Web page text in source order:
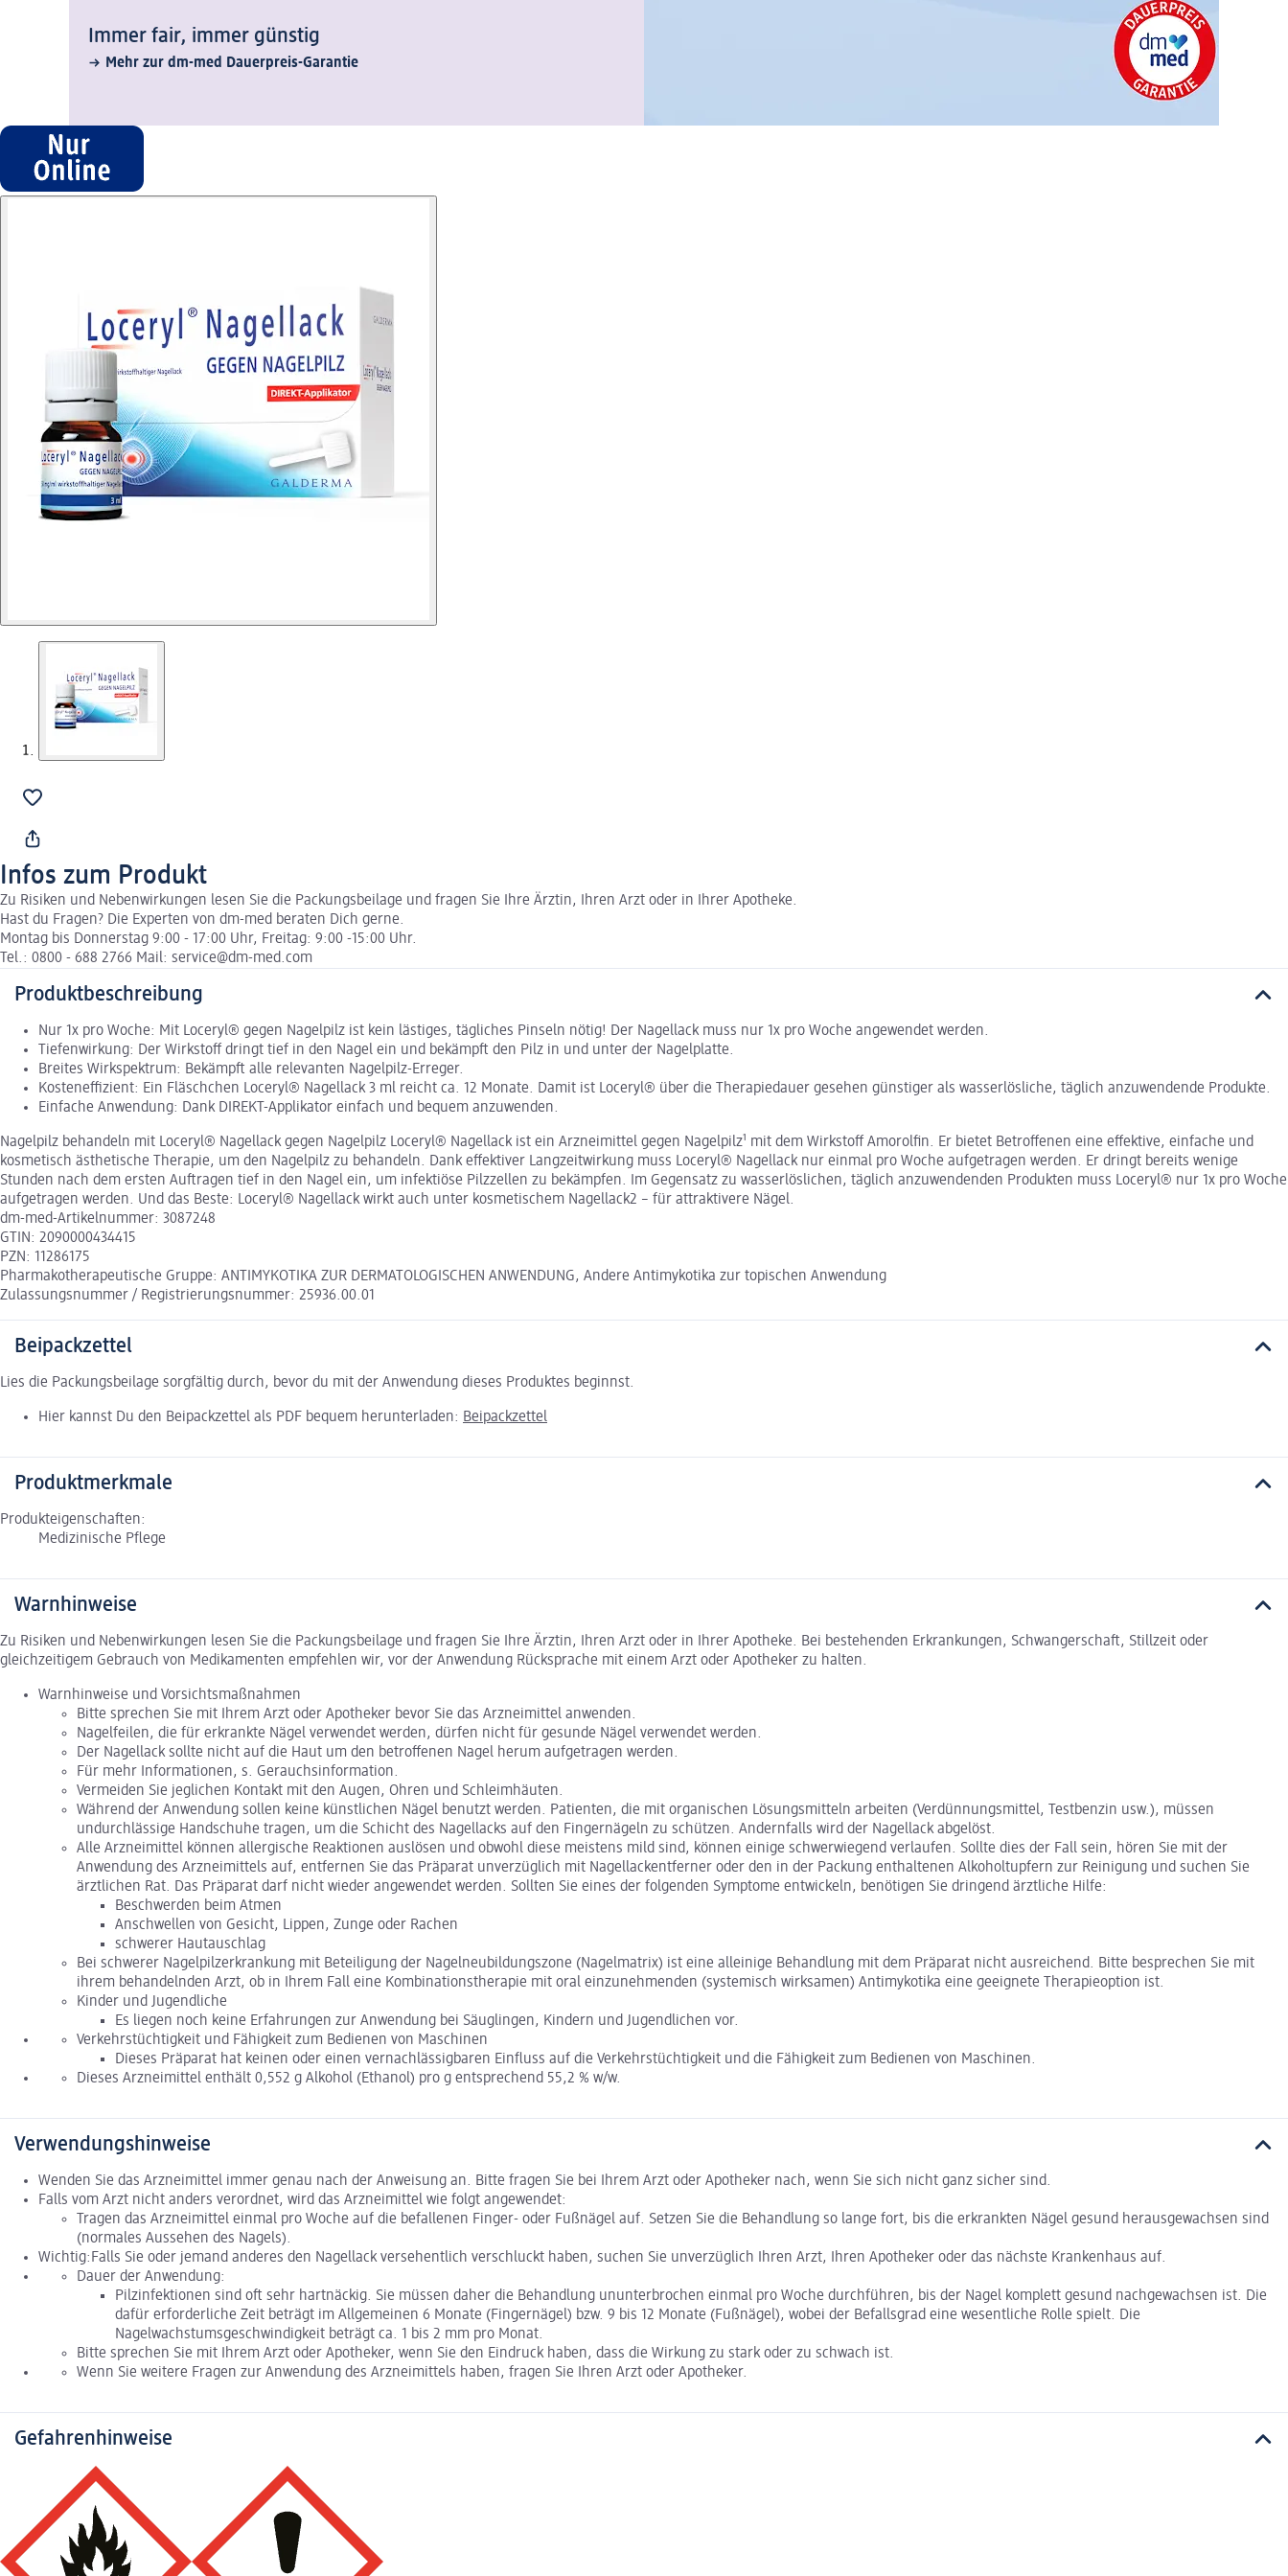
Immer fair,­ immer günstig
Mehr zur dm-med Dauerpreis-Garantie
Infos zum Produkt
Zu Risiken und Nebenwirkungen lesen Sie die Packungsbeilage und fragen Sie Ihre Ärztin, Ihren Arzt oder in Ihrer Apotheke.
Hast du Fragen? Die Experten von dm-med beraten Dich gerne.
Montag bis Donnerstag 9:00 - 17:00 Uhr, Freitag: 9:00 -15:00 Uhr.
Tel.: 0800 - 688 2766 Mail: service@dm-med.com
Produktbeschreibung
Nur 1x pro Woche: Mit Loceryl® gegen Nagelpilz ist kein lästiges, tägliches Pinseln nötig! Der Nagellack muss nur 1x pro Woche angewendet werden.
Tiefenwirkung: Der Wirkstoff dringt tief in den Nagel ein und bekämpft den Pilz in und unter der Nagelplatte.
Breites Wirkspektrum: Bekämpft alle relevanten Nagelpilz-Erreger.
Kosteneffizient: Ein Fläschchen Loceryl® Nagellack 3 ml reicht ca. 12 Monate. Damit ist Loceryl® über die Therapiedauer gesehen günstiger als wasserlösliche, täglich anzuwendende Produkte.
Einfache Anwendung: Dank DIREKT-Applikator einfach und bequem anzuwenden.
Nagelpilz behandeln mit Loceryl® Nagellack gegen Nagelpilz Loceryl® Nagellack ist ein Arzneimittel gegen Nagelpilz¹ mit dem Wirkstoff Amorolfin. Er bietet Betroffenen eine effektive, einfache und
kosmetisch ästhetische Therapie, um den Nagelpilz zu behandeln. Dank effektiver Langzeitwirkung muss Loceryl® Nagellack nur einmal pro Woche aufgetragen werden. Er dringt bereits wenige
Stunden nach dem ersten Auftragen tief in den Nagel ein, um infektiöse Pilzzellen zu bekämpfen. Im Gegensatz zu wasserlöslichen, täglich anzuwendenden Produkten muss Loceryl® nur 1x pro Woche
aufgetragen werden. Und das Beste: Loceryl® Nagellack wirkt auch unter kosmetischem Nagellack2 – für attraktivere Nägel.
dm-med-Artikelnummer: 3087248
GTIN: 2090000434415
PZN: 11286175
Pharmakotherapeutische Gruppe: ANTIMYKOTIKA ZUR DERMATOLOGISCHEN ANWENDUNG, Andere Antimykotika zur topischen Anwendung
Zulassungsnummer / Registrierungsnummer: 25936.00.01
Beipackzettel
Lies die Packungsbeilage sorgfältig durch, bevor du mit der Anwendung dieses Produktes beginnst.
Hier kannst Du den Beipackzettel als PDF bequem herunterladen: Beipackzettel
Produktmerkmale
Produkteigenschaften:
Medizinische Pflege
Warnhinweise
Zu Risiken und Nebenwirkungen lesen Sie die Packungsbeilage und fragen Sie Ihre Ärztin, Ihren Arzt oder in Ihrer Apotheke. Bei bestehenden Erkrankungen, Schwangerschaft, Stillzeit oder
gleichzeitigem Gebrauch von Medikamenten empfehlen wir, vor der Anwendung Rücksprache mit einem Arzt oder Apotheker zu halten.
Warnhinweise und Vorsichtsmaßnahmen
Bitte sprechen Sie mit Ihrem Arzt oder Apotheker bevor Sie das Arzneimittel anwenden.
Nagelfeilen, die für erkrankte Nägel verwendet werden, dürfen nicht für gesunde Nägel verwendet werden.
Der Nagellack sollte nicht auf die Haut um den betroffenen Nagel herum aufgetragen werden.
Für mehr Informationen, s. Gerauchsinformation.
Vermeiden Sie jeglichen Kontakt mit den Augen, Ohren und Schleimhäuten.
Während der Anwendung sollen keine künstlichen Nägel benutzt werden. Patienten, die mit organischen Lösungsmitteln arbeiten (Verdünnungsmittel, Testbenzin usw.), müssen
undurchlässige Handschuhe tragen, um die Schicht des Nagellacks auf den Fingernägeln zu schützen. Andernfalls wird der Nagellack abgelöst.
Alle Arzneimittel können allergische Reaktionen auslösen und obwohl diese meistens mild sind, können einige schwerwiegend verlaufen. Sollte dies der Fall sein, hören Sie mit der
Anwendung des Arzneimittels auf, entfernen Sie das Präparat unverzüglich mit Nagellackentferner oder den in der Packung enthaltenen Alkoholtupfern zur Reinigung und suchen Sie
ärztlichen Rat. Das Präparat darf nicht wieder angewendet werden. Sollten Sie eines der folgenden Symptome entwickeln, benötigen Sie dringend ärztliche Hilfe:
Beschwerden beim Atmen
Anschwellen von Gesicht, Lippen, Zunge oder Rachen
schwerer Hautauschlag
Bei schwerer Nagelpilzerkrankung mit Beteiligung der Nagelneubildungszone (Nagelmatrix) ist eine alleinige Behandlung mit dem Präparat nicht ausreichend. Bitte besprechen Sie mit
ihrem behandelnden Arzt, ob in Ihrem Fall eine Kombinationstherapie mit oral einzunehmenden (systemisch wirksamen) Antimykotika eine geeignete Therapieoption ist.
Kinder und Jugendliche
Es liegen noch keine Erfahrungen zur Anwendung bei Säuglingen, Kindern und Jugendlichen vor.
Verkehrstüchtigkeit und Fähigkeit zum Bedienen von Maschinen
Dieses Präparat hat keinen oder einen vernachlässigbaren Einfluss auf die Verkehrstüchtigkeit und die Fähigkeit zum Bedienen von Maschinen.
Dieses Arzneimittel enthält 0,552 g Alkohol (Ethanol) pro g entsprechend 55,2 % w/w.
Verwendungshinweise
Wenden Sie das Arzneimittel immer genau nach der Anweisung an. Bitte fragen Sie bei Ihrem Arzt oder Apotheker nach, wenn Sie sich nicht ganz sicher sind.
Falls vom Arzt nicht anders verordnet, wird das Arzneimittel wie folgt angewendet:
Tragen das Arzneimittel einmal pro Woche auf die befallenen Finger- oder Fußnägel auf. Setzen Sie die Behandlung so lange fort, bis die erkrankten Nägel gesund herausgewachsen sind
(normales Aussehen des Nagels).
Wichtig:Falls Sie oder jemand anderes den Nagellack versehentlich verschluckt haben, suchen Sie unverzüglich Ihren Arzt, Ihren Apotheker oder das nächste Krankenhaus auf.
Dauer der Anwendung:
Pilzinfektionen sind oft sehr hartnäckig. Sie müssen daher die Behandlung ununterbrochen einmal pro Woche durchführen, bis der Nagel komplett gesund nachgewachsen ist. Die
dafür erforderliche Zeit beträgt im Allgemeinen 6 Monate (Fingernägel) bzw. 9 bis 12 Monate (Fußnägel), wobei der Befallsgrad eine wesentliche Rolle spielt. Die
Nagelwachstumsgeschwindigkeit beträgt ca. 1 bis 2 mm pro Monat.
Bitte sprechen Sie mit Ihrem Arzt oder Apotheker, wenn Sie den Eindruck haben, dass die Wirkung zu stark oder zu schwach ist.
Wenn Sie weitere Fragen zur Anwendung des Arzneimittels haben, fragen Sie Ihren Arzt oder Apotheker.
Gefahrenhinweise